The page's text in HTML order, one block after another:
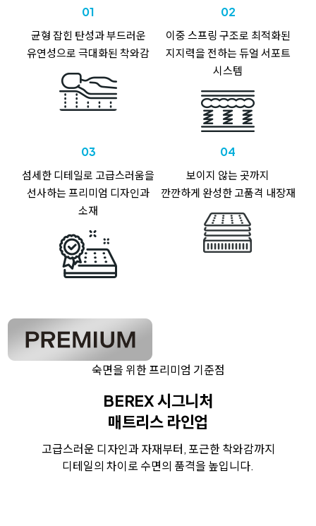
01
균형 잡힌 탄성과부드러운
유연성으로 극대화된 착와감
02
이중 스프링 구조로 최적화된
지지력을 전하는 듀얼 서포트
시스템
03
섬세한 디테일로 고급스러움을
선사하는 프리미엄 디자인과
소재
04
보이지 않는 곳까지
깐깐하게 완성한 고품격 내장재
숙면을 위한 프리미엄 기준점
BEREX 시그니처
매트리스 라인업
고급스러운 디자인과 자재부터, 포근한 착와감까지
디테일의 차이로 수면의 품격을 높입니다.